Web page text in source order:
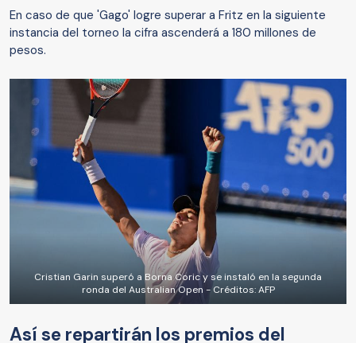
En caso de que 'Gago' logre superar a Fritz en la siguiente
instancia del torneo la cifra ascenderá a 180 millones de
pesos.
Cristian Garin superó a Borna Coric y se instaló en la segunda
ronda del Australian Open - Créditos: AFP
Así se repartirán los premios del